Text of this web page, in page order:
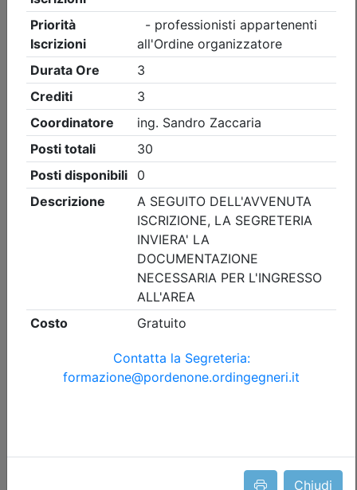
Chiudi
Ingegneri di Pordenone
UNI 9795 dicembre 2021 e il nuovo TR
11924 su interfacce di comando del
sistema IRAI verso i sistemi di
protezione antincendio, UNI 11988:
2025 la nuova norma sui sistemi EVAC
DL.139-06 DM.5-8-2011
FAD Streaming
dal 10/06/2026 al 15/09/2026
Tipologia:corso di aggiornamento
Priorità iscrizioni Allegati
Note
nessuna
Iscrizione